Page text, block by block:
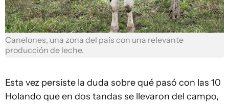
Canelones, una zona del país con una relevante
producción de leche.
Esta vez persiste la duda sobre qué pasó con las 10
Holando que en dos tandas se llevaron del campo,